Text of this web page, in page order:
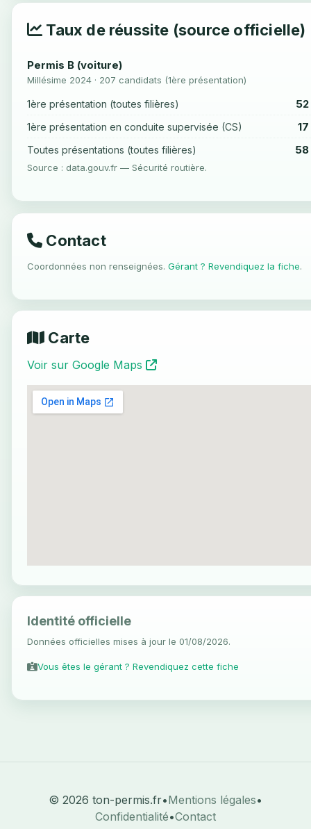
Taux de réussite (source officielle)
Permis B (voiture)
Millésime 2024 · 207 candidats (1ère présentation)
1ère présentation (toutes filières)
1ère présentation en conduite supervisée (CS)
Toutes présentations (toutes filières) 58
Source : data.gouv.fr — Sécurité routière.
Contact
Coordonnées non renseignées. Gérant ? Revendiquez la fiche.
Carte
Voir sur Google Maps
Identité officielle
Données officielles mises à jour le 01/08/2026.
Vous êtes le gérant ? Revendiquez cette fiche
© 2026 ton-permis.fr•Mentions légales•
Confidentialité•Contact